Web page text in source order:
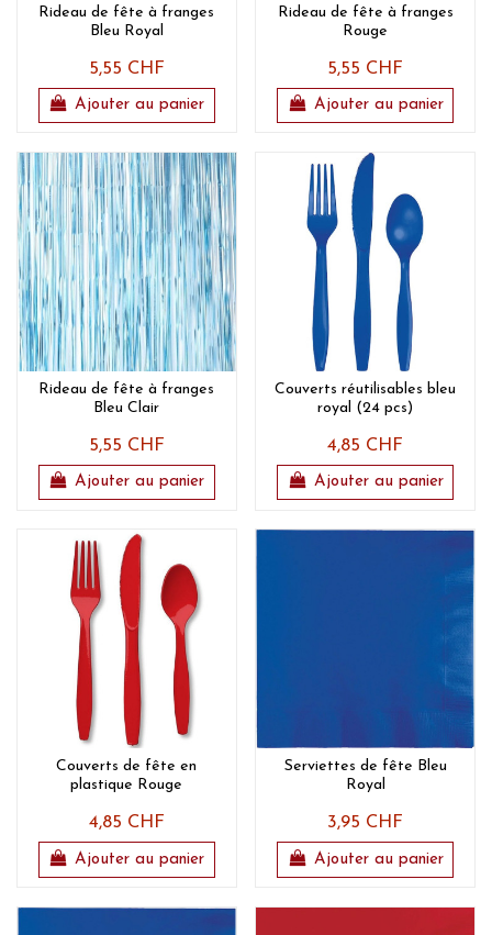
Rideau de fête à franges
Bleu Royal
5,55 CHF
Ajouter au panier
Rideau de fête à franges
Rouge
5,55 CHF
Ajouter au panier
Rideau de fête à franges
Bleu Clair
5,55 CHF
Ajouter au panier
Couverts réutilisables bleu
royal (24 pcs)
4,85 CHF
Ajouter au panier
Couverts de fête en
plastique Rouge
4,85 CHF
Ajouter au panier
Serviettes de fête Bleu
Royal
3,95 CHF
Ajouter au panier